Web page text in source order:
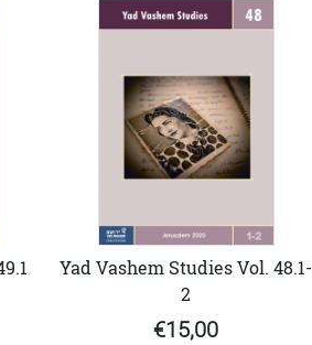
Yad Vashem Studies Vol. 48.1-
2
€15,00